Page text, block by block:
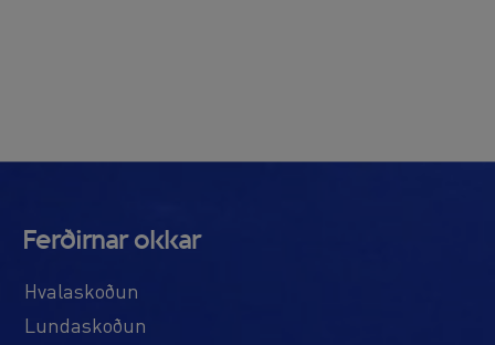
Ferðirnar okkar
Hvalaskoðun
Lundaskoðun